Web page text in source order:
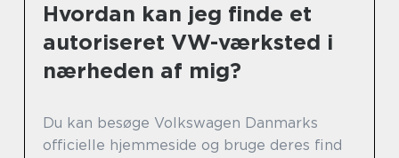
Hvordan kan jeg finde et
autoriseret VW-værksted i
nærheden af mig?
Du kan besøge Volkswagen Danmarks
officielle hjemmeside og bruge deres find